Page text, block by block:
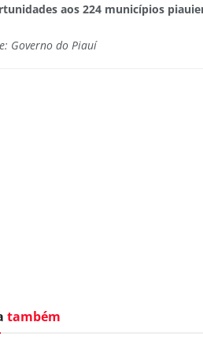
aos 224 municípios
Governo do Piauí
também